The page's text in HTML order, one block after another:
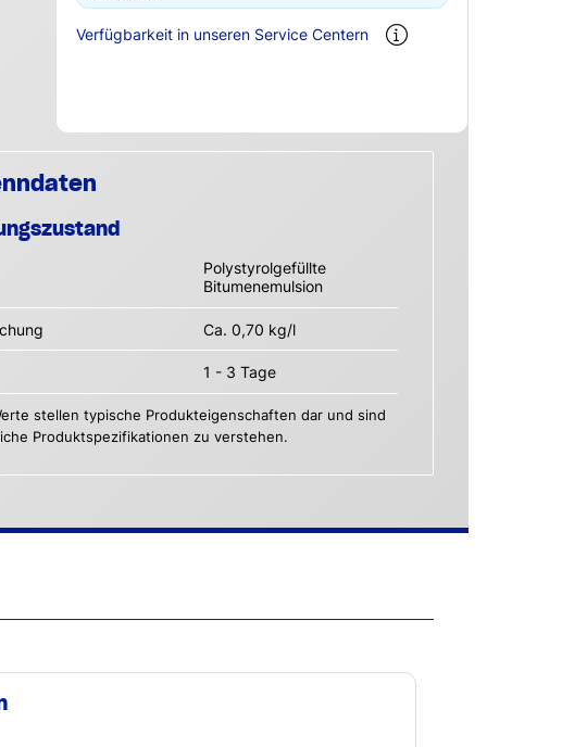
Verfügbarkeit in unseren Service Centern
Polystyrolgefüllte
Bitumenemulsion
Ca. 0,70 kg/l
1 - 3 Tage
stellen typische Produkteigenschaften dar und sind
Produktspezifikationen zu verstehen.